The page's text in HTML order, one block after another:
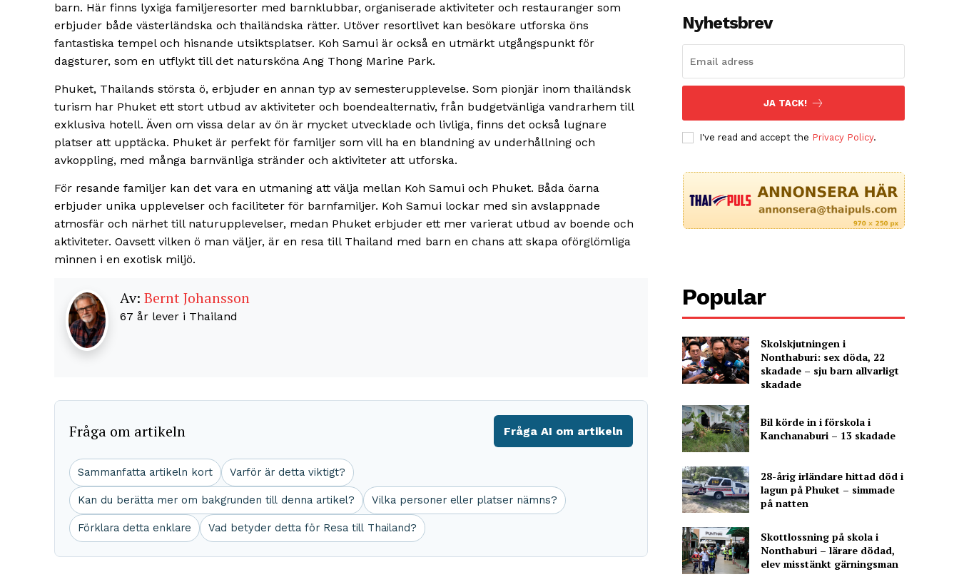
barn. Här finns lyxiga familjeresorter med barnklubbar, organiserade aktiviteter och restauranger som
erbjuder både västerländska och thailändska rätter. Utöver resortlivet kan besökare utforska öns
fantastiska tempel och hisnande utsiktsplatser. Koh Samui är också en utmärkt utgångspunkt för
dagsturer, som en utflykt till det natursköna Ang Thong Marine Park.
Phuket, Thailands största ö, erbjuder en annan typ av semesterupplevelse. Som pionjär inom thailändsk
turism har Phuket ett stort utbud av aktiviteter och boendealternativ, från budgetvänliga vandrarhem till
exklusiva hotell. Även om vissa delar av ön är mycket utvecklade och livliga, finns det också lugnare
platser att upptäcka. Phuket är perfekt för familjer som vill ha en blandning av underhållning och
avkoppling, med många barnvänliga stränder och aktiviteter att utforska.
För resande familjer kan det vara en utmaning att välja mellan Koh Samui och Phuket. Båda öarna
erbjuder unika upplevelser och faciliteter för barnfamiljer. Koh Samui lockar med sin avslappnade
atmosfär och närhet till naturupplevelser, medan Phuket erbjuder ett mer varierat utbud av boende och
aktiviteter. Oavsett vilken ö man väljer, är en resa till Thailand med barn en chans att skapa oförglömliga
minnen i en exotisk miljö.
Av: Bernt Johansson
67 år lever i Thailand
Fråga om artikeln Fråga AI om artikeln
Sammanfatta artikeln kort Varför är detta viktigt?
Kan du berätta mer om bakgrunden till denna artikel? Vilka personer eller platser nämns?
Förklara detta enklare Vad betyder detta för Resa till Thailand?
Nyhetsbrev
JA TACK!
I've read and accept the Privacy Policy.
Popular
Skolskjutningen i
Nonthaburi: sex döda, 22
skadade – sju barn allvarligt
skadade
Bil körde in i förskola i
Kanchanaburi – 13 skadade
28-årig irländare hittad död i
lagun på Phuket – simmade
på natten
Skottlossning på skola i
Nonthaburi – lärare dödad,
elev misstänkt gärningsman